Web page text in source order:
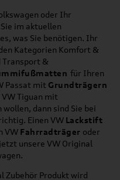
oder Ihr
im aktuellen
was Sie benötigen. Ihr
Kategorien Komfort &
Transport &
für Ihren
Passat mit Grundträgern
Tiguan mit
dann sind Sie bei
Einen VW Lackstift
VW Fahrradträger oder
unsere VW Original
Zubehör Produkt wird